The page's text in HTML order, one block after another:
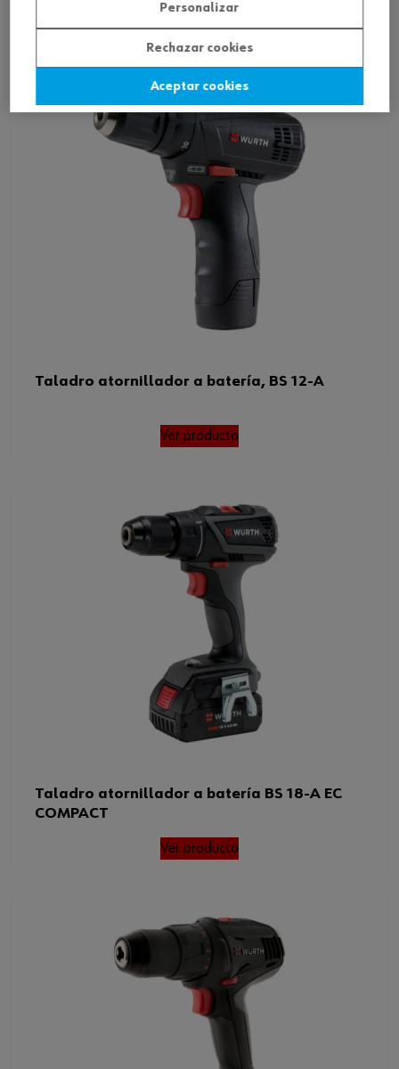
Taladro atornillador a batería, BS 12-A
Ver producto
Taladro atornillador a batería BS 18-A EC
COMPACT
Ver producto
Personalizar
Rechazar cookies
Aceptar cookies